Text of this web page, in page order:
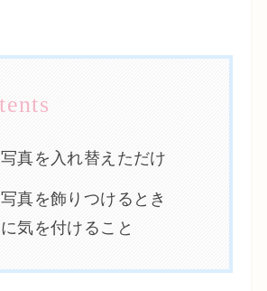
写真を入れ替えただけ
写真を飾りつけるとき
に気を付けること